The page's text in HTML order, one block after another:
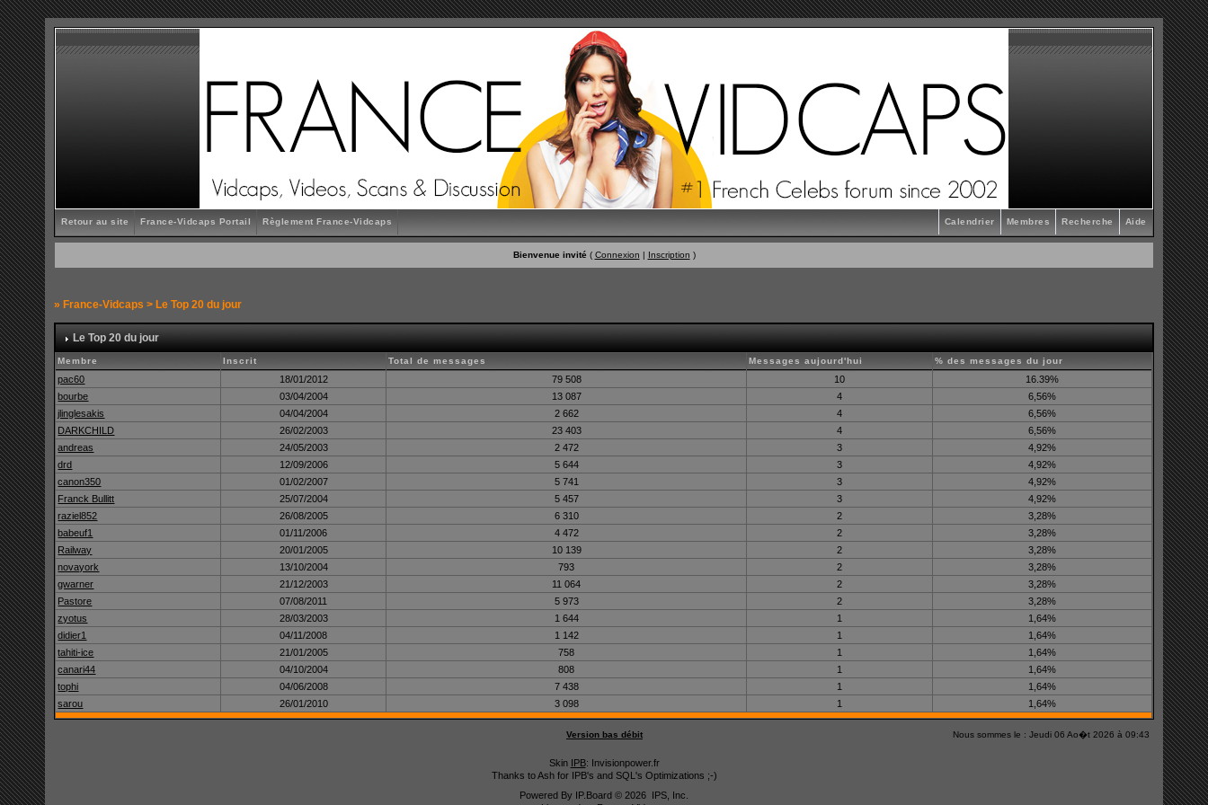
Retour au site France-Vidcaps Portail Règlement France-Vidcaps Aide
Recherche
Membres
Calendrier
Bienvenue invité( Connexion | Inscription )
» France-Vidcaps > Le Top 20 du jour
Le Top 20 du jour
Membre Inscrit Total de messages Messages aujourd'hui % des messages du jour
pac60 18/01/2012 79 508 10
16.39%
bourbe
03/04/2004 13 087 4
6,56%
jlinglesakis
04/04/2004 2 662 4
6,56%
DARKCHILD
26/02/2003 23 403 4
6,56%
andreas
24/05/2003 2 472 3
4,92%
drd
12/09/2006 5 644 3
4,92%
canon350
01/02/2007 5 741 3
4,92%
Franck Bullitt
25/07/2004 5 457 3
4,92%
raziel852
26/08/2005 6 310 2
3,28%
babeuf1
01/11/2006 4 472 2
3,28%
Railway
20/01/2005 10 139 2
3,28%
novayork
13/10/2004 793 2
3,28%
gwarner
21/12/2003 11 064 2
3,28%
Pastore
07/08/2011 5 973 2
3,28%
zyotus
28/03/2003 1 644 1
1,64%
didier1
04/11/2008 1 142 1
1,64%
tahiti-ice
21/01/2005 758 1
1,64%
canari44
04/10/2004 808 1
1,64%
tophi
04/06/2008 7 438 1
1,64%
sarou
26/01/2010 3 098 1 1,64%
Version bas débit Nous sommes le : Jeudi 06 Ao�t 2026 à 09:43
Skin IPB: Invisionpower.fr
Thanks to Ash for IPB's and SQL's Optimizations ;-)
Powered By IP.Board © 2026 IPS, Inc